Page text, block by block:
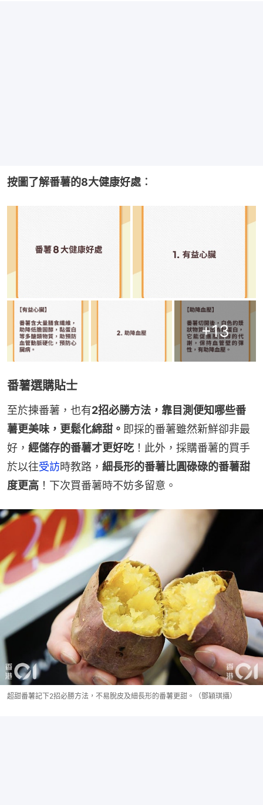
按圖了解番薯的8大健康好處︰
+13
番薯選購貼士
至於揀番薯，也有2招必勝方法，靠目測便知哪些番
薯更美味，更鬆化綿甜。 即採的番薯雖然新鮮卻非最
好， 經儲存的番薯才更好吃 ！此外，採購番薯的買手
於以往受訪時教路， 細長形的番薯比圓碌碌的番薯甜
度更高 ！下次買番薯時不妨多留意。
超甜番薯記下2招必勝方法，不易脫皮及細長形的番薯更甜。（鄧穎琪攝）